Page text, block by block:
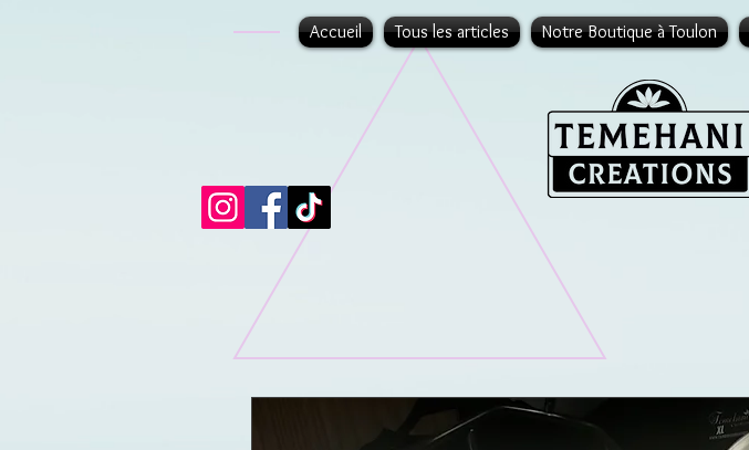
Accueil Tous les articles Notre Boutique à Toulon